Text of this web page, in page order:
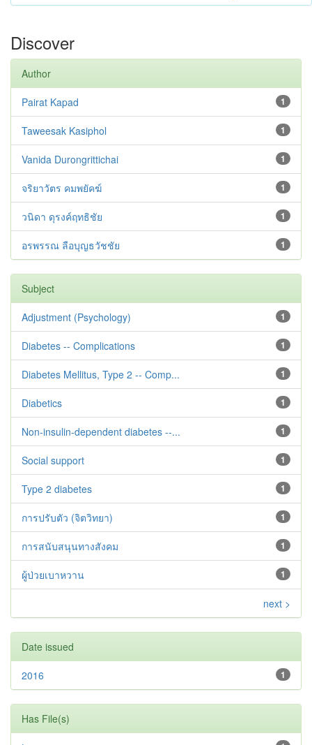
Discover
Author
1
Pairat Kapad
1
Taweesak Kasiphol
1
Vanida Durongrittichai
1
จริยาวัตร คมพยัคฆ์
1
วนิดา ดุรงค์ฤทธิชัย
1
อรพรรณ ลือบุญธวัชชัย
Subject
1
Adjustment ‪(Psychology)
1
Diabetes -- Complications
1
Diabetes Mellitus, Type 2 -- Comp...
1
Diabetics
1
Non-insulin-dependent diabetes --...
1
Social support
1
Type 2 diabetes‬‬‬‬‬‬
1
การปรับตัว (จิตวิทยา)
1
การสนับสนุนทางสังคม
1
ผู้ป่วยเบาหวาน
next >
Date issued
1
2016
Has File(s)